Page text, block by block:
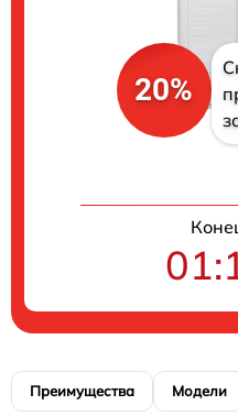
20%
Преимущества Модели